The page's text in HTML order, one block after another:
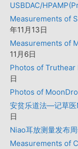
USBDAC/
Measurements of
年11月13日
Measurements of
11月6日
Photos of Truthear
日
Photos of
安贫乐道法—记草医
日
Niao耳放测量发布
Measurements of